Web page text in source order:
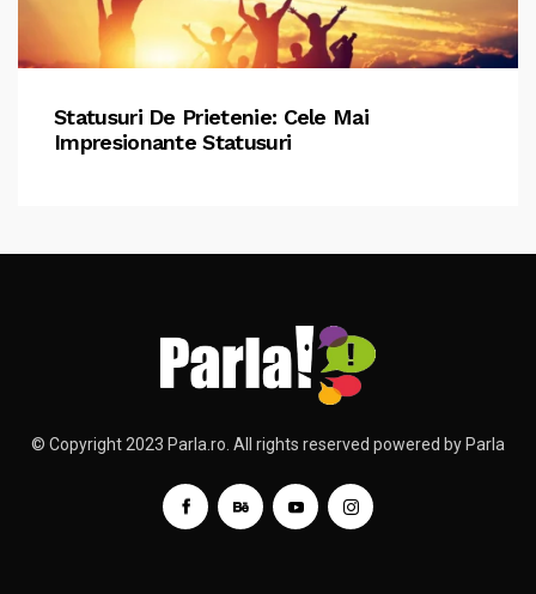
Statusuri De Prietenie: Cele Mai
Impresionante Statusuri
© Copyright 2023 Parla.ro. All rights reserved powered by Parla